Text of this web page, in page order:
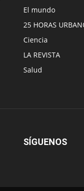
El mundo
25 HORAS
Ciencia
LA REVISTA
Salud
SÍGUENOS